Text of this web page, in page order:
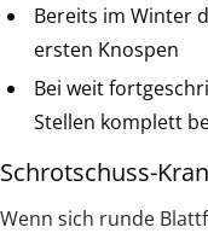
Bereits im Winter
ersten Knospen
Bei weit
Stellen komplett
Schrotschuss-
Wenn sich runde